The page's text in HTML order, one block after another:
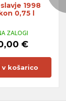
1998
0,75 l
ZALOGI
€
v košarico